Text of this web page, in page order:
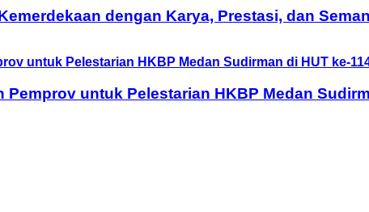
dengan Karya, Prestasi, dan
untuk Pelestarian HKBP Medan